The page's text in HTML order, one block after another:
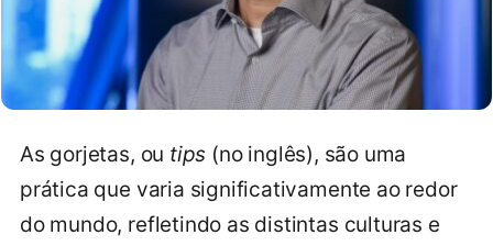
As gorjetas, ou tips (no inglês), são uma
prática que varia significativamente ao redor
do mundo, refletindo as distintas culturas e